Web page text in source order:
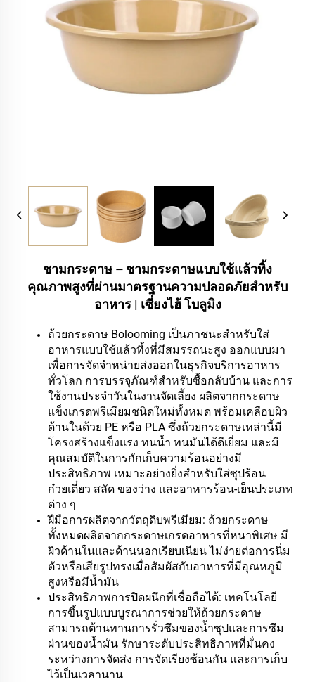
ชามกระดาษ – ชามกระดาษแบบใช้แล้วทิ้ง
คุณภาพสูงที่ผ่านมาตรฐานความปลอดภัยสำหรับ
อาหาร | เซี่ยงไฮ้ โบลูมิง
ถ้วยกระดาษ Bolooming เป็นภาชนะสำหรับใส่
อาหารแบบใช้แล้วทิ้งที่มีสมรรถนะสูง ออกแบบมา
เพื่อการจัดจำหน่ายส่งออกในธุรกิจบริการอาหาร
ทั่วโลก การบรรจุภัณฑ์สำหรับซื้อกลับบ้าน และการ
ใช้งานประจำวันในงานจัดเลี้ยง ผลิตจากกระดาษ
แข็งเกรดพรีเมียมชนิดใหม่ทั้งหมด พร้อมเคลือบผิว
ด้านในด้วย PE หรือ PLA ซึ่งถ้วยกระดาษเหล่านี้มี
โครงสร้างแข็งแรง ทนน้ำ ทนมันได้ดีเยี่ยม และมี
คุณสมบัติในการกักเก็บความร้อนอย่างมี
ประสิทธิภาพ เหมาะอย่างยิ่งสำหรับใส่ซุปร้อน
ก๋วยเตี๋ยว สลัด ของว่าง และอาหารร้อน-เย็นประเภท
ต่าง ๆ
ฝีมือการผลิตจากวัตถุดิบพรีเมียม: ถ้วยกระดาษ
ทั้งหมดผลิตจากกระดาษเกรดอาหารที่หนาพิเศษ มี
ผิวด้านในและด้านนอกเรียบเนียน ไม่ง่ายต่อการนิ่ม
ตัวหรือเสียรูปทรงเมื่อสัมผัสกับอาหารที่มีอุณหภูมิ
สูงหรือมีน้ำมัน
ประสิทธิภาพการปิดผนึกที่เชื่อถือได้: เทคโนโลยี
การขึ้นรูปแบบบูรณาการช่วยให้ถ้วยกระดาษ
สามารถต้านทานการรั่วซึมของน้ำซุปและการซึม
ผ่านของน้ำมัน รักษาระดับประสิทธิภาพที่มั่นคง
ระหว่างการจัดส่ง การจัดเรียงซ้อนกัน และการเก็บ
ไว้เป็นเวลานาน